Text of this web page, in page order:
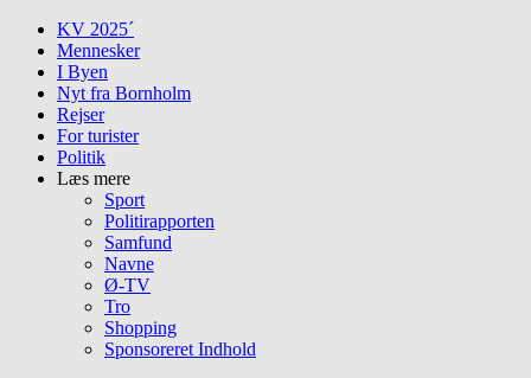
Skip
content
KV 2025´
Mennesker
I Byen
Nyt fra Bornholm
Rejser
For turister
Politik
Læs mere
Sport
Politirapporten
Samfund
Navne
Ø-TV
Tro
Shopping
Sponsoreret Indhold